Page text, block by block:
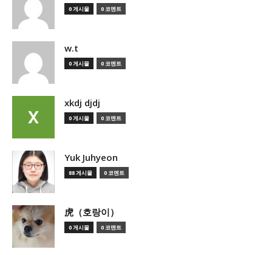
0 게시물 0 코멘트
w.t
0 게시물 0 코멘트
xkdj djdj
0 게시물 0 코멘트
Yuk Juhyeon
88 게시물 0 코멘트
虎（호랑이）
0 게시물 0 코멘트